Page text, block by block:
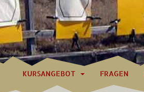
KURSANGEBOT FRAGEN